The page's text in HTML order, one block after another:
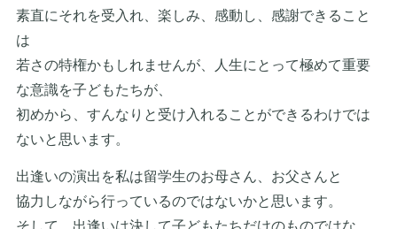
素直にそれを受入れ、楽しみ、感動し、感謝できること
は
若さの特権かもしれませんが、人生にとって極めて重要
な意識を子どもたちが、
初めから、すんなりと受け入れることができるわけでは
ないと思います。
出逢いの演出を私は留学生のお母さん、お父さんと
協力しながら行っているのではないかと思います。
そして、出逢いは決して子どもたちだけのものではな